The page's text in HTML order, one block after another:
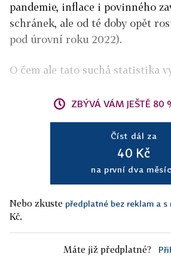
pandemie, inflace i povinného
schránek, ale od té doby opět
pod úrovní roku 2022).
O čem ale tato suchá statistika
ZBÝVÁ VÁM JEŠTĚ 80
Číst dál za
40 Kč
na první dva
Nebo zkuste předplatné bez reklam a
Kč.
Máte již předplatné?